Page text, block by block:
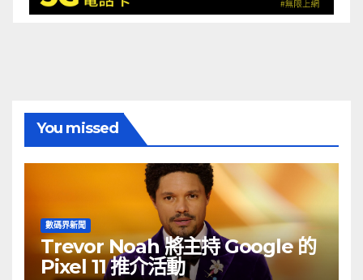
You missed
數碼界新聞
Trevor Noah 將主持 Google 的
Pixel 11 推介活動